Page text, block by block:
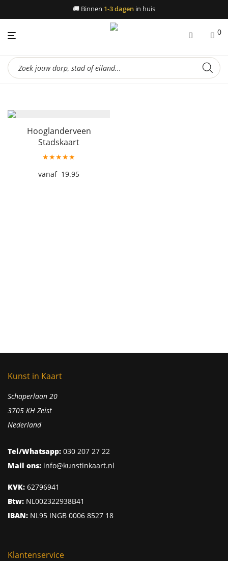
🚚 Binnen 1-3 dagen in huis
0
Producten
zoeken
Hooglanderveen
Stadskaart
★★★★★
19.95
Kunst in Kaart
Schaperlaan 20
3705 KH Zeist
Nederland
Tel/Whatsapp: 030 207 27 22
Mail ons: info@kunstinkaart.nl
KVK: 62796941
Btw: NL002322938B41
IBAN: NL95 INGB 0006 8527 18
Klantenservice